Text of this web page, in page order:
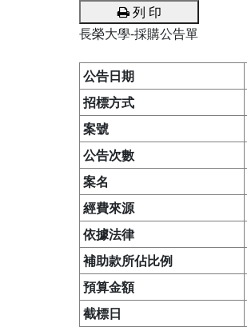
列 印
長榮大學-採購公告單
公告日期
招標方式
案號
公告次數
案名
經費來源
依據法律
補助款所佔比例
預算金額
截標日